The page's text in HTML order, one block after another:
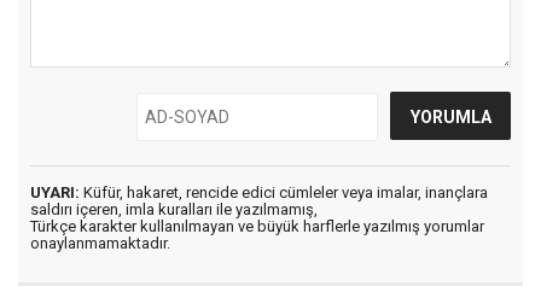
UYARI: Küfür, hakaret, rencide edici cümleler veya imalar, inançlara
saldırı içeren, imla kuralları ile yazılmamış,
Türkçe karakter kullanılmayan ve büyük harflerle yazılmış yorumlar
onaylanmamaktadır.